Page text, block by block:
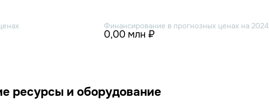
Финансирование в прогнозных ценах на 2024
0,00 млн ₽
ресурсы и оборудование